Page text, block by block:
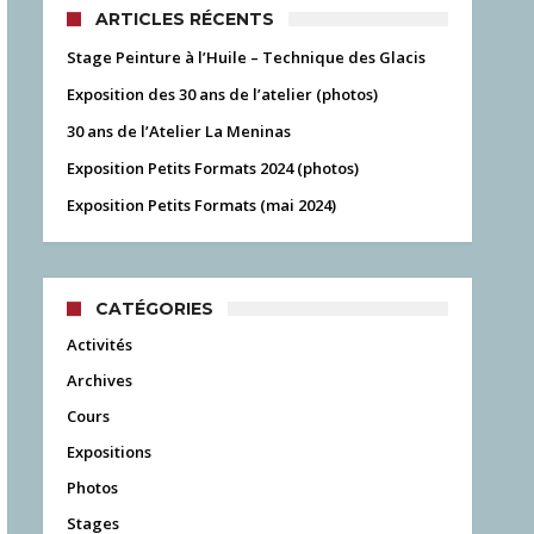
ARTICLES RÉCENTS
Stage Peinture à l’Huile – Technique des Glacis
Exposition des 30 ans de l’atelier (photos)
30 ans de l’Atelier La Meninas
Exposition Petits Formats 2024 (photos)
Exposition Petits Formats (mai 2024)
CATÉGORIES
Activités
Archives
Cours
Expositions
Photos
Stages